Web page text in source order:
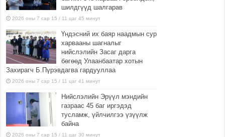
шилдгүүд шалгарав
2026 оны 7 сар 15 / 11 цаг 45 минут
Үндэсний их баяр наадмын сур
харвааны шагналыг
нийслэлийн Засаг дарга
бөгөөд Улаанбаатар хотын
Захирагч Б.Пүрэвдагва гардууллаа
2026 оны 7 сар 15 / 11 цаг 41 минут
Нийслэлийн Эрүүл мэндийн
газраас 45 баг иргэдэд
тусламж, үйлчилгээ үзүүлж
байна
2026 оны 7 сар 15 / 11 цаг 30 минут